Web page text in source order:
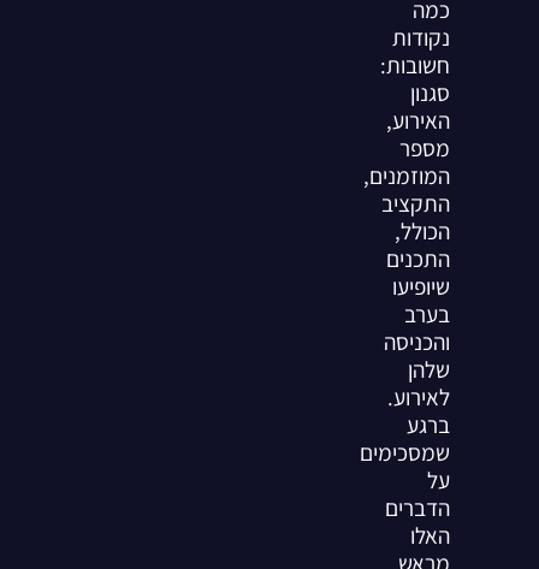
כמה
נקודות
חשובות:
סגנון
האירוע,
מספר
המוזמנים,
התקציב
הכולל,
התכנים
שיופיעו
בערב
והכניסה
שלהן
לאירוע.
ברגע
שמסכימים
על
הדברים
האלו